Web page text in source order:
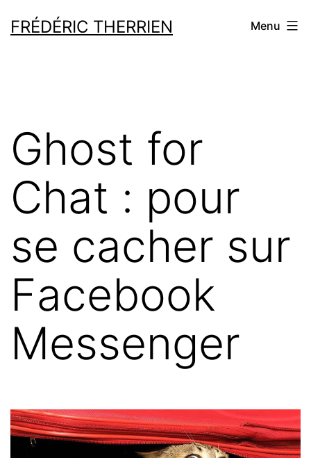
auFRÉDÉRIC THERRIEN Menu
Ghost for
Chat : pour
se cacher sur
Facebook
Messenger